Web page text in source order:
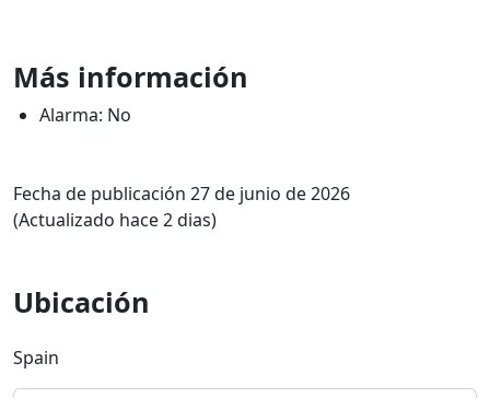
Más información
Alarma: No
Fecha de publicación 27 de junio de 2026
(Actualizado hace 2 dias)
Ubicación
Spain